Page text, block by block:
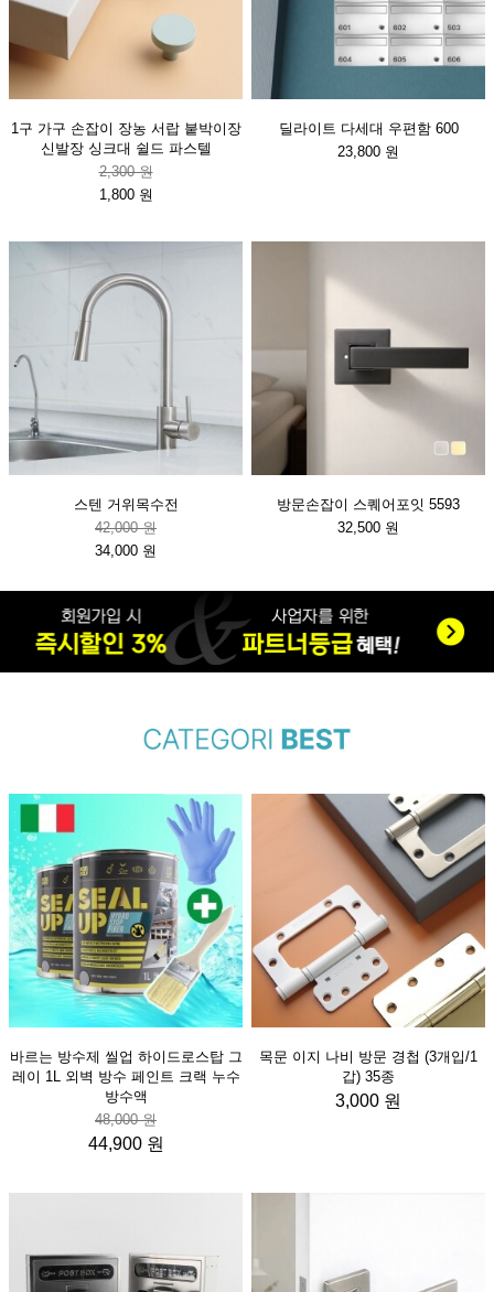
1구 가구 손잡이 장농 서랍 붙박이장
신발장 싱크대 쉴드 파스텔
2,300 원
1,800 원
딜라이트 다세대 우편함 600
23,800 원
스텐 거위목수전
42,000 원
34,000 원
방문손잡이 스퀘어포잇 5593
32,500 원
바르는 방수제 씰업 하이드로스탑 그
레이 1L 외벽 방수 페인트 크랙 누수
방수액
48,000 원
44,900 원
목문 이지 나비 방문 경첩 (3개입/1
갑) 35종
3,000 원